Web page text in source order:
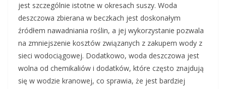
jest szczególnie istotne w okresach suszy. Woda
deszczowa zbierana w beczkach jest doskonałym
źródłem nawadniania roślin, a jej wykorzystanie pozwala
na zmniejszenie kosztów związanych z zakupem wody z
sieci wodociągowej. Dodatkowo, woda deszczowa jest
wolna od chemikaliów i dodatków, które często znajdują
się w wodzie kranowej, co sprawia, że jest bardziej